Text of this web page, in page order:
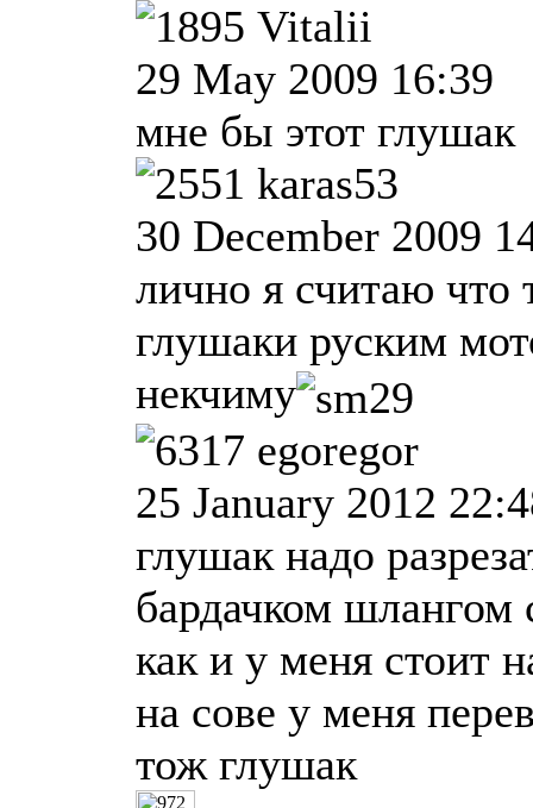
Vitalii
29 May 2009 16:39
мне бы этот глушак
karas53
30 December 2009
лично я считаю что
глушаки руским
некчиму
egoregor
25 January 2012
глушак надо
бардачком шлангом
как и у меня стоит
на сове у меня
тож глушак